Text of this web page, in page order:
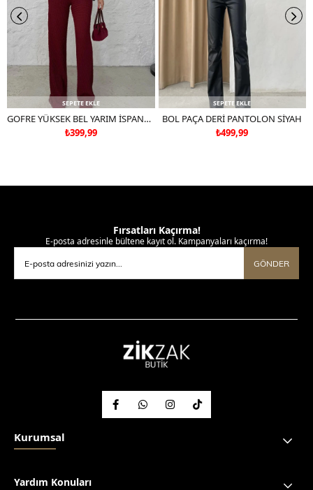
SEPETE EKLE
GOFRE YÜKSEK BEL YARIM İSPANYOL PAÇA PANTOLON BORDO
₺399,99
SEPETE EKLE
BOL PAÇA DERİ PANTOLON SİYAH
₺499,99
Fırsatları Kaçırma!
E-posta adresinle bültene kayıt ol. Kampanyaları kaçırma!
GÖNDER
Kurumsal
Yardım Konuları